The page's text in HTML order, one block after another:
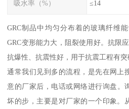
吸水率（%） ≤14
GRC制品中均匀分布着的玻璃纤维
GRC变形能力大，阻裂使用好。抗限
抗爆性、抗震性好，用于抗震工程有突
通常我们见到多的流程，是先在网上
意的厂家后，电话或网络进行询盘。
坏的步，主要是对厂家的一个印象。